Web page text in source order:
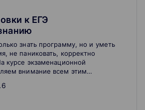
к ЕГЭ
знать программу, но и уметь
не паниковать, корректно
курсе экзаменационной
внимание всем этим